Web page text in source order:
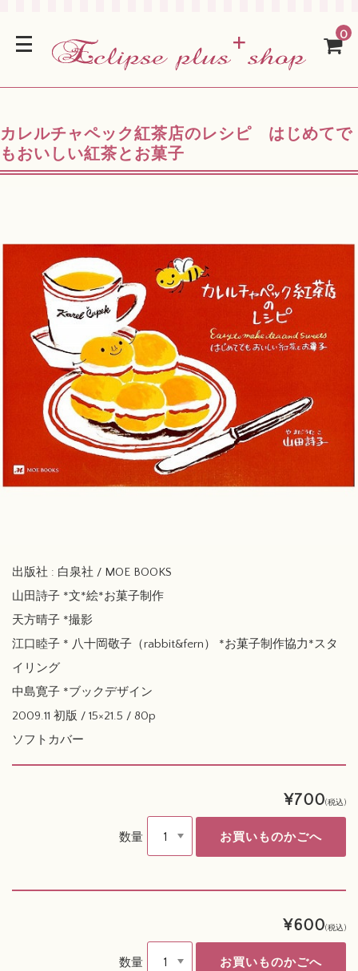
0
カレルチャペック紅茶店のレシピ はじめてで
もおいしい紅茶とお菓子
出版社 : 白泉社 / MOE BOOKS
山田詩子 *文*絵*お菓子制作
天方晴子 *撮影
江口睦子 * 八十岡敬子（rabbit&fern） *お菓子制作協力*スタ
イリング
中島寛子 *ブックデザイン
2009.11 初版 / 15×21.5 / 80p
ソフトカバー
¥700(税込)
数量
¥600(税込)
数量